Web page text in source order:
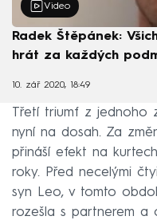
Video
Radek Štěpánek:
hrát za každých
10. zář 2020, 18:49
Třetí triumf z jednoho
nyní na dosah. Za
přináší efekt na
roky. Před necelými
syn Leo, v tomto
rozešla s partnerem a